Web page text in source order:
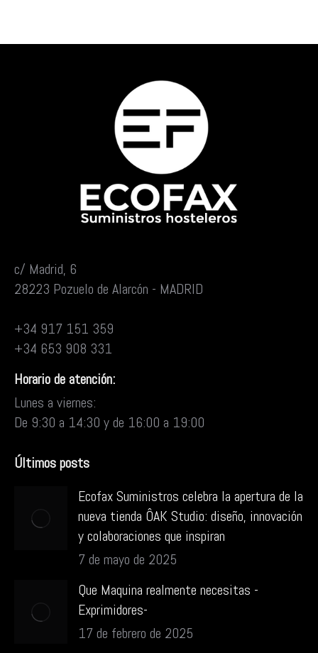
c/ Madrid, 6
28223 Pozuelo de Alarcón - MADRID
+34 917 151 359
+34 653 908 331
Horario de atención:
Lunes a viernes:
De 9:30 a 14:30 y de 16:00 a 19:00
Últimos posts
Ecofax Suministros celebra la apertura de la
nueva tienda ÔAK Studio: diseño, innovación
y colaboraciones que inspiran
7 de mayo de 2025
Que Maquina realmente necesitas -
Exprimidores-
17 de febrero de 2025